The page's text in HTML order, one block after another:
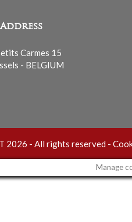
Carmes 15
- BELGIUM
2026 - All rights reserved -
Manage